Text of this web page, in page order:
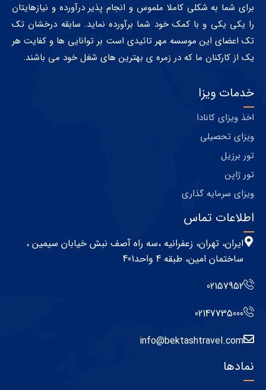
برای شما به شکلی کاملا ملموس و انجام پذیر درآورده و نیازهایتان
را یکی یکی و با کمک خود شما برآورده نماید. سابقه درخشان تک
تک اعضای این موسسه مهر تائیدی است بر توانایی ها و کفایت هر
یک از کارکنان ما که در زمره ی بهترین های شغل خود می باشند.
خدمات ویزا
اخذ ویزای کانادا
ویزای تحصیلی
تور برزیل
تور ژاپن
ویزای سرمایه گذاری
اطلاعات تماس
ایران، تهران، زعفرانیه ،سه راه آصف نبش خیابان سیمین ،
ساختمان امین، طبقه 4 واحد401
02157952
02147735000
info@bektashtravel.com
نمادها